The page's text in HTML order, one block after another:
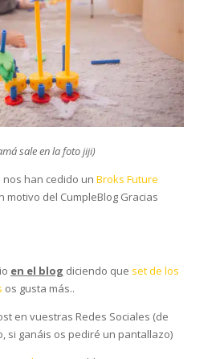
sale en la foto jiji)
han cedido un Broks Future
motivo del CumpleBlog Gracias
en el blog diciendo que set de los
os gusta más..
en vuestras Redes Sociales (de
si ganáis os pediré un pantallazo)